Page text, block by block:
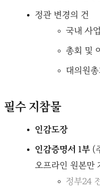
정관 변경의 건
국내 사
총회 및
대의원
필수 지참물
인감도장
인감증명서 1부 (
오프라인 원본만
정부24